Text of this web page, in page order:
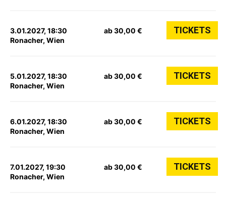
3.01.2027, 18:30
Ronacher, Wien
ab 30,00 € TICKETS
5.01.2027, 18:30
Ronacher, Wien
ab 30,00 € TICKETS
6.01.2027, 18:30
Ronacher, Wien
ab 30,00 € TICKETS
7.01.2027, 19:30
Ronacher, Wien
ab 30,00 € TICKETS